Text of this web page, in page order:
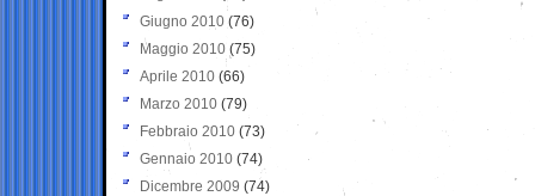
Giugno 2010 (76)
Maggio 2010 (75)
Aprile 2010 (66)
Marzo 2010 (79)
Febbraio 2010 (73)
Gennaio 2010 (74)
Dicembre 2009 (74)